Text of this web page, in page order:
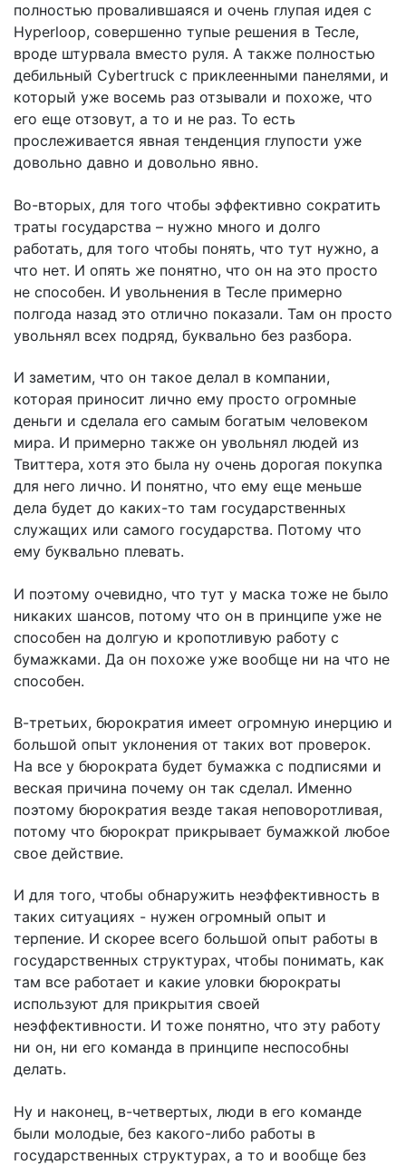
полностью провалившаяся и очень глупая идея с
Hyperloop, совершенно тупые решения в Тесле,
вроде штурвала вместо руля. А также полностью
дебильный Cybertruck с приклеенными панелями, и
который уже восемь раз отзывали и похоже, что
его еще отзовут, а то и не раз. То есть
прослеживается явная тенденция глупости уже
довольно давно и довольно явно.
Во-вторых, для того чтобы эффективно сократить
траты государства – нужно много и долго
работать, для того чтобы понять, что тут нужно, а
что нет. И опять же понятно, что он на это просто
не способен. И увольнения в Тесле примерно
полгода назад это отлично показали. Там он просто
увольнял всех подряд, буквально без разбора.
И заметим, что он такое делал в компании,
которая приносит лично ему просто огромные
деньги и сделала его самым богатым человеком
мира. И примерно также он увольнял людей из
Твиттера, хотя это была ну очень дорогая покупка
для него лично. И понятно, что ему еще меньше
дела будет до каких-то там государственных
служащих или самого государства. Потому что
ему буквально плевать.
И поэтому очевидно, что тут у маска тоже не было
никаких шансов, потому что он в принципе уже не
способен на долгую и кропотливую работу с
бумажками. Да он похоже уже вообще ни на что не
способен.
В-третьих, бюрократия имеет огромную инерцию и
большой опыт уклонения от таких вот проверок.
На все у бюрократа будет бумажка с подписями и
веская причина почему он так сделал. Именно
поэтому бюрократия везде такая неповоротливая,
потому что бюрократ прикрывает бумажкой любое
свое действие.
И для того, чтобы обнаружить неэффективность в
таких ситуациях - нужен огромный опыт и
терпение. И скорее всего большой опыт работы в
государственных структурах, чтобы понимать, как
там все работает и какие уловки бюрократы
используют для прикрытия своей
неэффективности. И тоже понятно, что эту работу
ни он, ни его команда в принципе неспособны
делать.
Ну и наконец, в-четвертых, люди в его команде
были молодые, без какого-либо работы в
государственных структурах, а то и вообще без